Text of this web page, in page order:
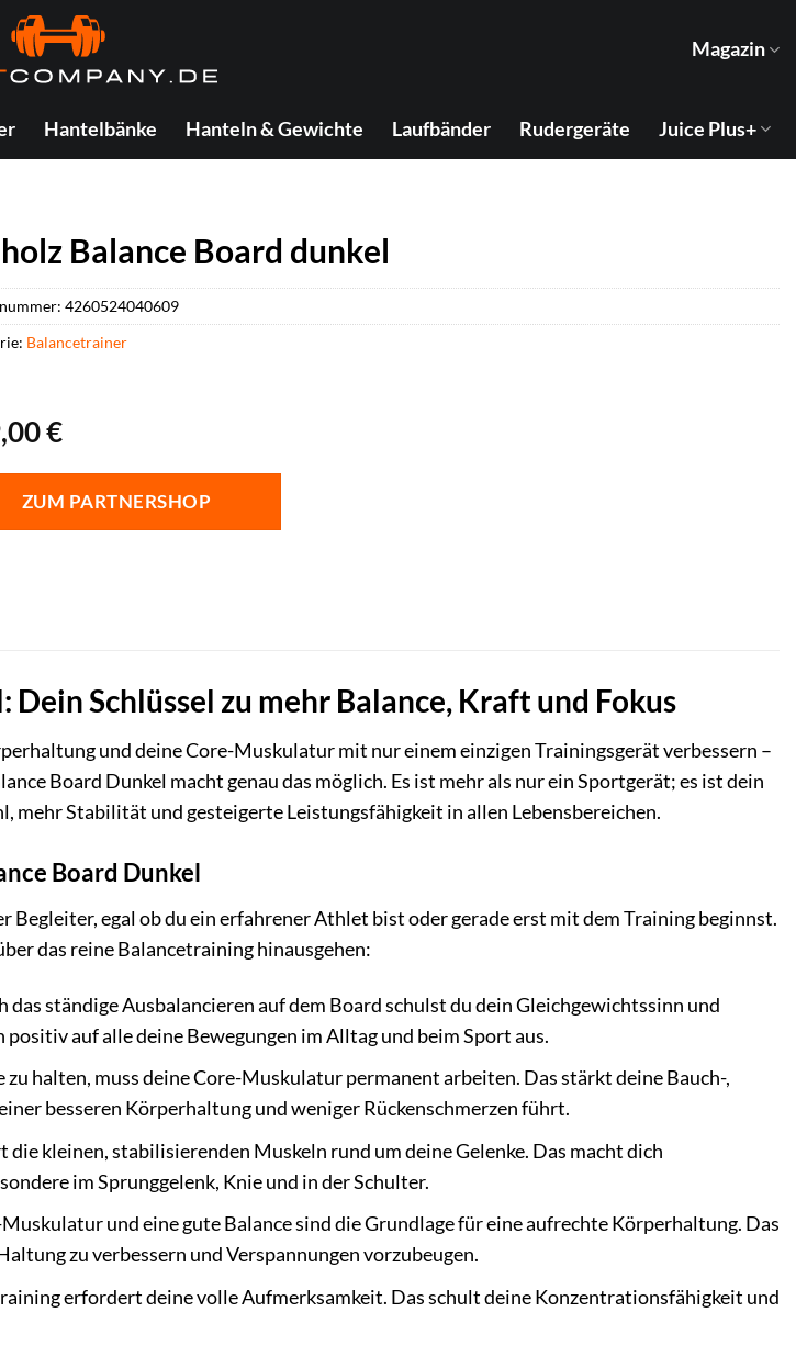
Magazin
Hantelbänke Hanteln & Gewichte Laufbänder Rudergeräte Juice Plus+
Balance Board dunkel
€
ZUM PARTNERSHOP
4260524040609
Balancetrainer
Schlüssel zu mehr Balance, Kraft und Fokus
und deine Core-Muskulatur mit nur einem einzigen Trainingsgerät verbessern –
Board Dunkel macht genau das möglich. Es ist mehr als nur ein Sportgerät; es ist dein
mehr Stabilität und gesteigerte Leistungsfähigkeit in allen Lebensbereichen.
Board Dunkel
Begleiter, egal ob du ein erfahrener Athlet bist oder gerade erst mit dem Training beginnst.
das reine Balancetraining hinausgehen:
das ständige Ausbalancieren auf dem Board schulst du dein Gleichgewichtssinn und
auf alle deine Bewegungen im Alltag und beim Sport aus.
zu halten, muss deine Core-Muskulatur permanent arbeiten. Das stärkt deine Bauch-,
besseren Körperhaltung und weniger Rückenschmerzen führt.
die kleinen, stabilisierenden Muskeln rund um deine Gelenke. Das macht dich
im Sprunggelenk, Knie und in der Schulter.
und eine gute Balance sind die Grundlage für eine aufrechte Körperhaltung. Das
zu verbessern und Verspannungen vorzubeugen.
erfordert deine volle Aufmerksamkeit. Das schult deine Konzentrationsfähigkeit und